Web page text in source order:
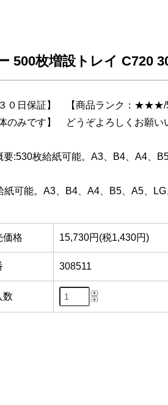
500枚増設トレイ C720
３０日保証】 【商品ランク：★★★/
のみです】 どうぞよろしくお願い
要:530枚給紙可能。A3、B4、A4、
紙可能。A3、B4、A4、B5、A5、LG
価格 15,730円(税1,430円)
308511
数